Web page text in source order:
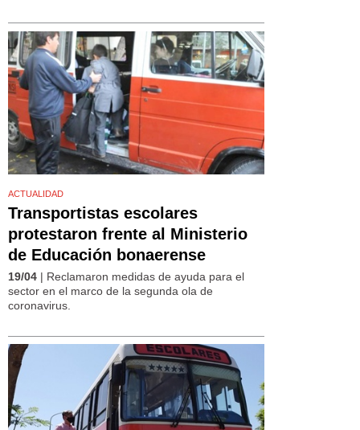
ACTUALIDAD
Transportistas escolares
protestaron frente al Ministerio
de Educación bonaerense
19/04 | Reclamaron medidas de ayuda para el
sector en el marco de la segunda ola de
coronavirus.